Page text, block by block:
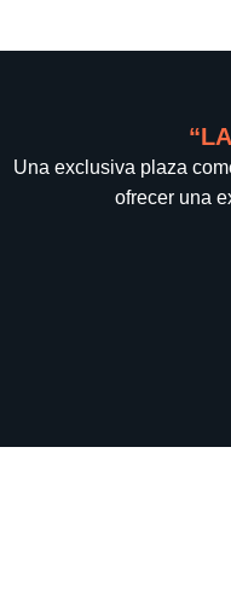
Una exclusiva plaza
ofrecer una